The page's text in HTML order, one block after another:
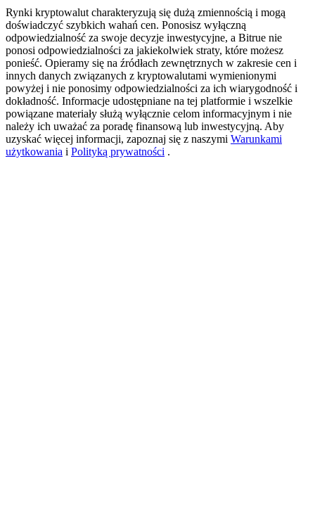
Register & Trade to Win 500,000 USDT
Precious Metals Trading Carnival
Trade Gold & Silver · 33,333 USDT Bonus
USDT New User Exclusive 10% APR
Rynki kryptowalut charakteryzują się dużą zmiennością i mogą
doświadczyć szybkich wahań cen. Ponosisz wyłączną
odpowiedzialność za swoje decyzje inwestycyjne, a Bitrue nie
ponosi odpowiedzialności za jakiekolwiek straty, które możesz
ponieść. Opieramy się na źródłach zewnętrznych w zakresie cen i
innych danych związanych z kryptowalutami wymienionymi
powyżej i nie ponosimy odpowiedzialności za ich wiarygodność i
dokładność. Informacje udostępniane na tej platformie i wszelkie
powiązane materiały służą wyłącznie celom informacyjnym i nie
należy ich uważać za poradę finansową lub inwestycyjną. Aby
uzyskać więcej informacji, zapoznaj się z naszymi Warunkami
użytkowania i Polityką prywatności .